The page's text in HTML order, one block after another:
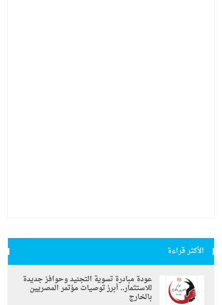
الأكثر قراءة
عودة مبادرة تسوية التجنيد وحوافز جديدة
للاستثمار.. أبرز توصيات مؤتمر المصريين
بالخارج